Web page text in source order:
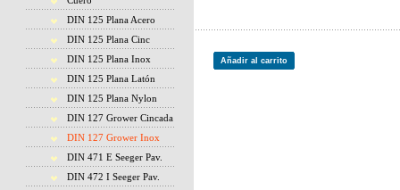
DIN 125 Plana Acero
DIN 125 Plana Cinc
DIN 125 Plana Inox
DIN 125 Plana Latón
DIN 125 Plana Nylon
DIN 127 Grower Cincada
DIN 127 Grower Inox
DIN 471 E Seeger Pav.
DIN 472 I Seeger Pav.
Añadir al carrito